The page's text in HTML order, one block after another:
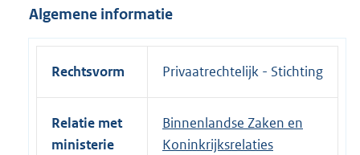
Algemene informatie
Rechtsvorm Privaatrechtelijk - Stichting
Relatie met
ministerie
Binnenlandse Zaken en
Koninkrijksrelaties